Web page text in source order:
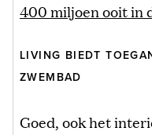
400 miljoen ooit in
LIVING BIEDT
ZWEMBAD
Goed, ook het